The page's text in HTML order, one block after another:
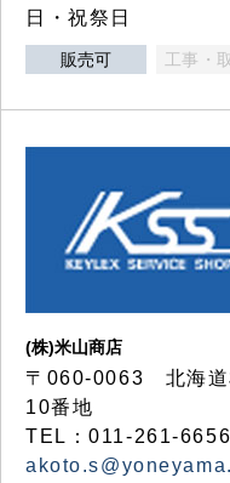
日・祝祭日
販売可 工事・
(株)米山商店
〒060-0063 北海道
10番地
TEL：011-261-